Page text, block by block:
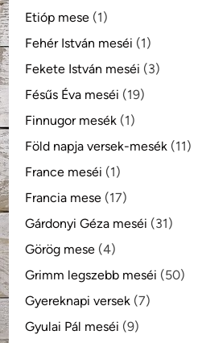
Etióp mese (1)
Fehér István meséi (1)
Fekete István meséi (3)
Fésűs Éva meséi (19)
Finnugor mesék (1)
Föld napja versek-mesék (11)
France meséi (1)
Francia mese (17)
Gárdonyi Géza meséi (31)
Görög mese (4)
Grimm legszebb meséi (50)
Gyereknapi versek (7)
Gyulai Pál meséi (9)